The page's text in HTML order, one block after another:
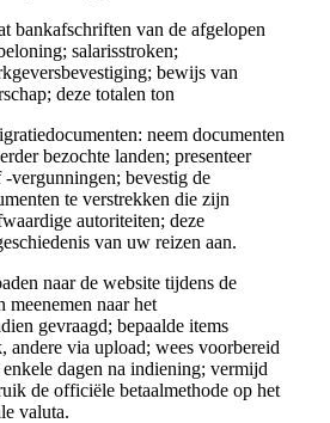
bankafschriften van de afgelopen
salarisstroken;
bewijs van
deze totalen ton
neem documenten
bezochte landen; presenteer
vergunningen; bevestig de
te verstrekken die zijn
autoriteiten; deze
van uw reizen aan.
naar de website tijdens de
naar het
gevraagd; bepaalde items
andere via upload; wees voorbereid
dagen na indiening; vermijd
de officiële betaalmethode op het
valuta.